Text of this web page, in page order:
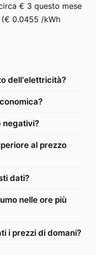
€ 3 questo mese
0.0455 /kWh
dell'elettricità?
negativi?
al prezzo
dati?
nelle ore più
i prezzi di domani?